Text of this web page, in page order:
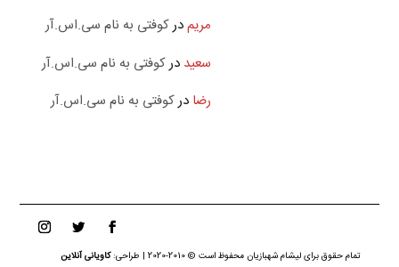
مریمدرکوفتی به نام سی.اس.آر
سعید درکوفتی به نام سی.اس.آر
رضا درکوفتی به نام سی.اس.آر
تمام حقوق برای لیشام شهبازیان محفوظ است © 2010-2020 | طراحی: کاویانی آنلاین